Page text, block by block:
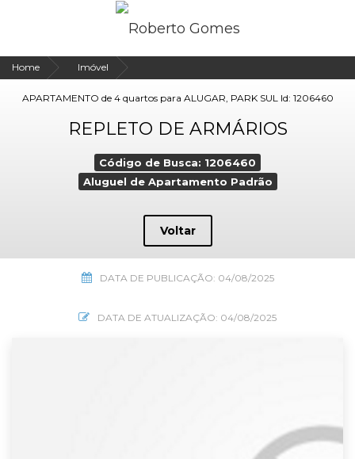
Home Imóvel
APARTAMENTO de 4 quartos para ALUGAR, PARK SUL Id: 1206460
REPLETO DE ARMÁRIOS
Código de Busca: 1206460
Aluguel de Apartamento Padrão
Voltar
DATA DE PUBLICAÇÃO: 04/08/2025
DATA DE ATUALIZAÇÃO: 04/08/2025